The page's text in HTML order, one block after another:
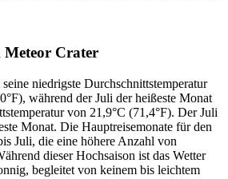
Meteor Crater
niedrigste Durchschnittstemperatur
während der Juli der heißeste Monat
von 21,9°C (71,4°F). Der Juli
Monat. Die Hauptreisemonate für den
Juli, die eine höhere Anzahl von
dieser Hochsaison ist das Wetter
begleitet von keinem bis leichtem